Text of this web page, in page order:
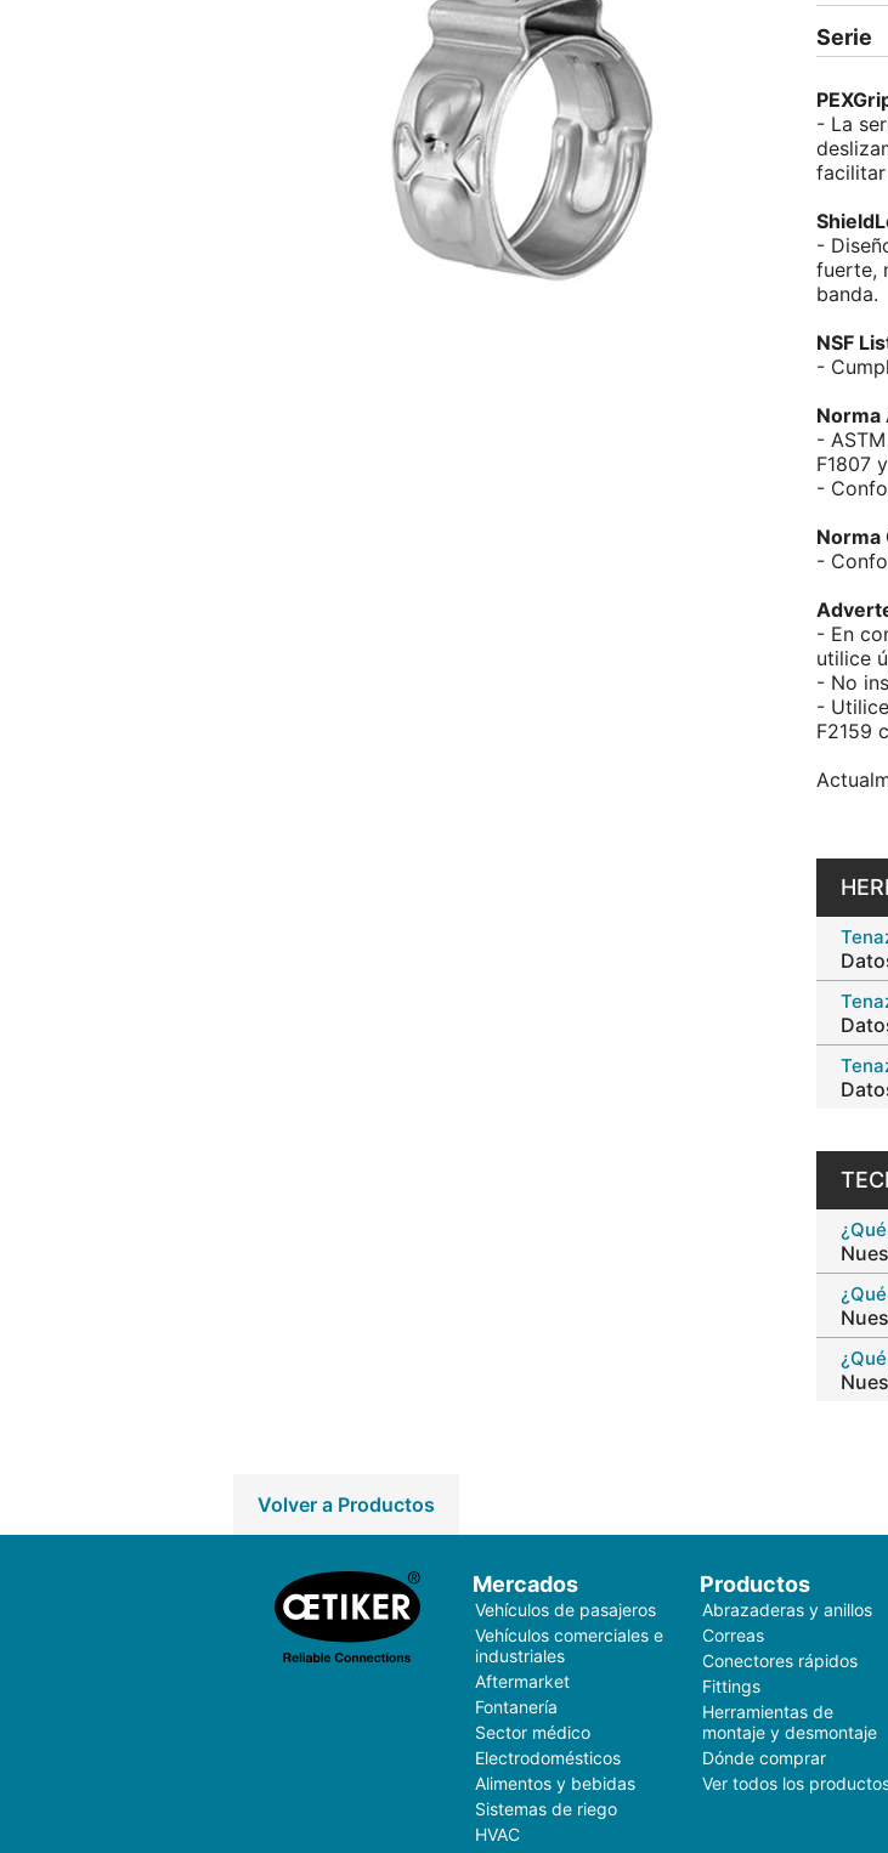
Serie
- La
-
fuerte,
banda.
NSF
-
Norma
-
F1807
-
Norma
-
- En
utilice
- No
-
F2159
Volver a Productos
Mercados
Vehículos de pasajeros
Vehículos comerciales e
industriales
Aftermarket
Fontanería
Sector médico
Electrodomésticos
Alimentos y bebidas
Sistemas de riego
HVAC
Productos
Abrazaderas y anillos
Correas
Conectores rápidos
Fittings
Herramientas de
montaje y desmontaje
Dónde comprar
Ver todos los